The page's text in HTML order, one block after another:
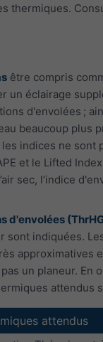
thermiques.
être compris
un éclairage
d'envolées ;
beaucoup plus
indices ne
et le Lifted
sec, l’indice
d'envolées
sont indiquées.
approximatives
un planeur. En
attendus
attendus